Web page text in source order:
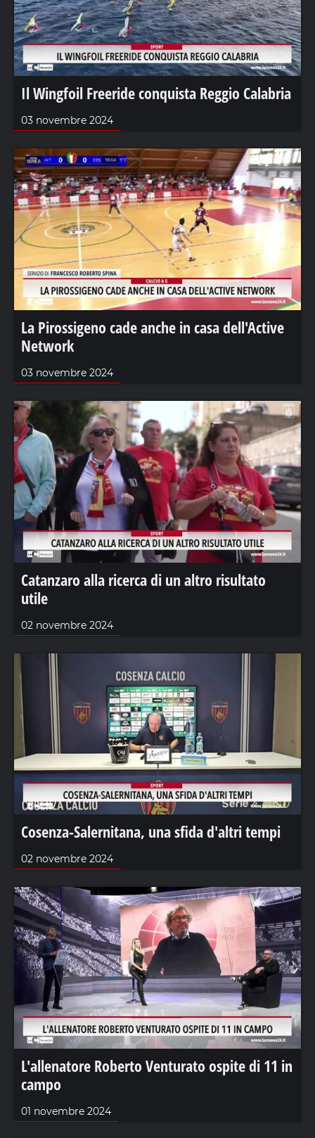
Il Wingfoil Freeride conquista Reggio Calabria
03 novembre 2024
La Pirossigeno cade anche in casa dell'Active
Network
03 novembre 2024
Catanzaro alla ricerca di un altro risultato
utile
02 novembre 2024
Cosenza-Salernitana, una sfida d'altri tempi
02 novembre 2024
L'allenatore Roberto Venturato ospite di 11 in
campo
01 novembre 2024